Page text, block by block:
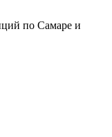
по Самаре и